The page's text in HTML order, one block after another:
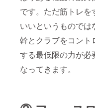
です。ただ筋トレを
いいというものでは
幹とクラブをコント
する最低限の力が必
なってきます。